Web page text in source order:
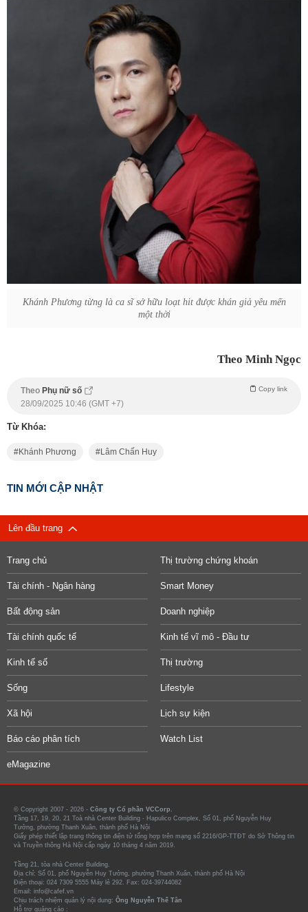
Khánh Phương từng là ca sĩ sở hữu loạt hit được khán giả yêu mến
một thời
Theo Minh Ngọc
Theo Phụ nữ số Copy link
28/09/2025 10:46 (GMT +7)
Từ Khóa:
Khánh Phương Lâm Chấn Huy
TIN MỚI CẬP NHẬT
Lên đầu trang
Trang chủ Thị trường chứng khoán
Tài chính - Ngân hàng Smart Money
Bất động sản Doanh nghiệp
Tài chính quốc tế Kinh tế vĩ mô - Đầu tư
Kinh tế số Thị trường
Sống Lifestyle
Xã hội Lịch sự kiện
Báo cáo phân tích Watch List
eMagazine
© Copyright 2007 - 2026 - Công ty Cổ phần VCCorp.
Tầng 17, 19, 20, 21 Toà nhà Center Building - Hapulico Complex, Số 01, phố Nguyễn Huy
Tưởng, phường Thanh Xuân, thành phố Hà Nội
Giấy phép thiết lập trang thông tin điện tử tổng hợp trên mạng số 2216/GP-TTĐT do Sở Thông tin
và Truyền thông Hà Nội cấp ngày 10 tháng 4 năm 2019.
Tầng 21, tòa nhà Center Building.
Địa chỉ: Số 01, phố Nguyễn Huy Tưởng, phường Thanh Xuân, thành phố Hà Nội
Điện thoại: 024 7309 5555 Máy lẻ 292. Fax: 024-39744082
Email: info@cafef.vn
Chịu trách nhiệm quản lý nội dung: Ông Nguyễn Thế Tân
Hỗ trợ quảng cáo :